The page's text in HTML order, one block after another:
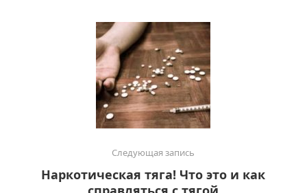
Следующая запись
Наркотическая тяга! Что это и как